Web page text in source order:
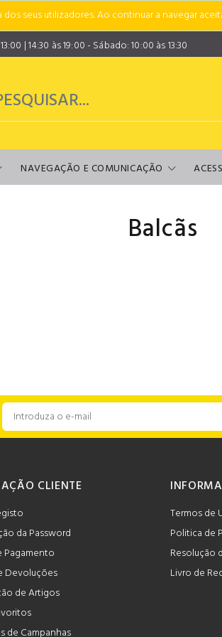
seus utilizadores. Ao continuar a navegar
| 14:30 às 19:00 - Sábado: 10:00 às 13:30
NAVEGAÇÃO E COMUNICAÇÃO
Balcãs
CLIENTE
da Password
Pagamento
Devoluções
de Artigos
de Campanhas
Termos de
Politica de
Resolução
Livro de